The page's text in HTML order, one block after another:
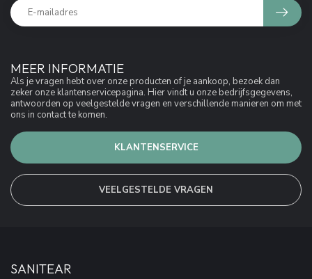
MEER INFORMATIE
Als je vragen hebt over onze producten of je aankoop, bezoek dan
zeker onze klantenservicepagina. Hier vindt u onze bedrijfsgegevens,
antwoorden op veelgestelde vragen en verschillende manieren om met
ons in contact te komen.
KLANTENSERVICE
VEELGESTELDE VRAGEN
SANITEAR